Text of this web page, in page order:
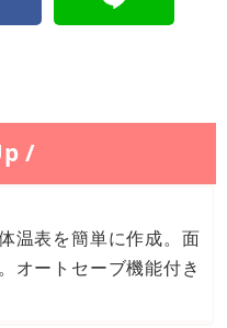
/
温表を簡単に作成。面
オートセーブ機能付き